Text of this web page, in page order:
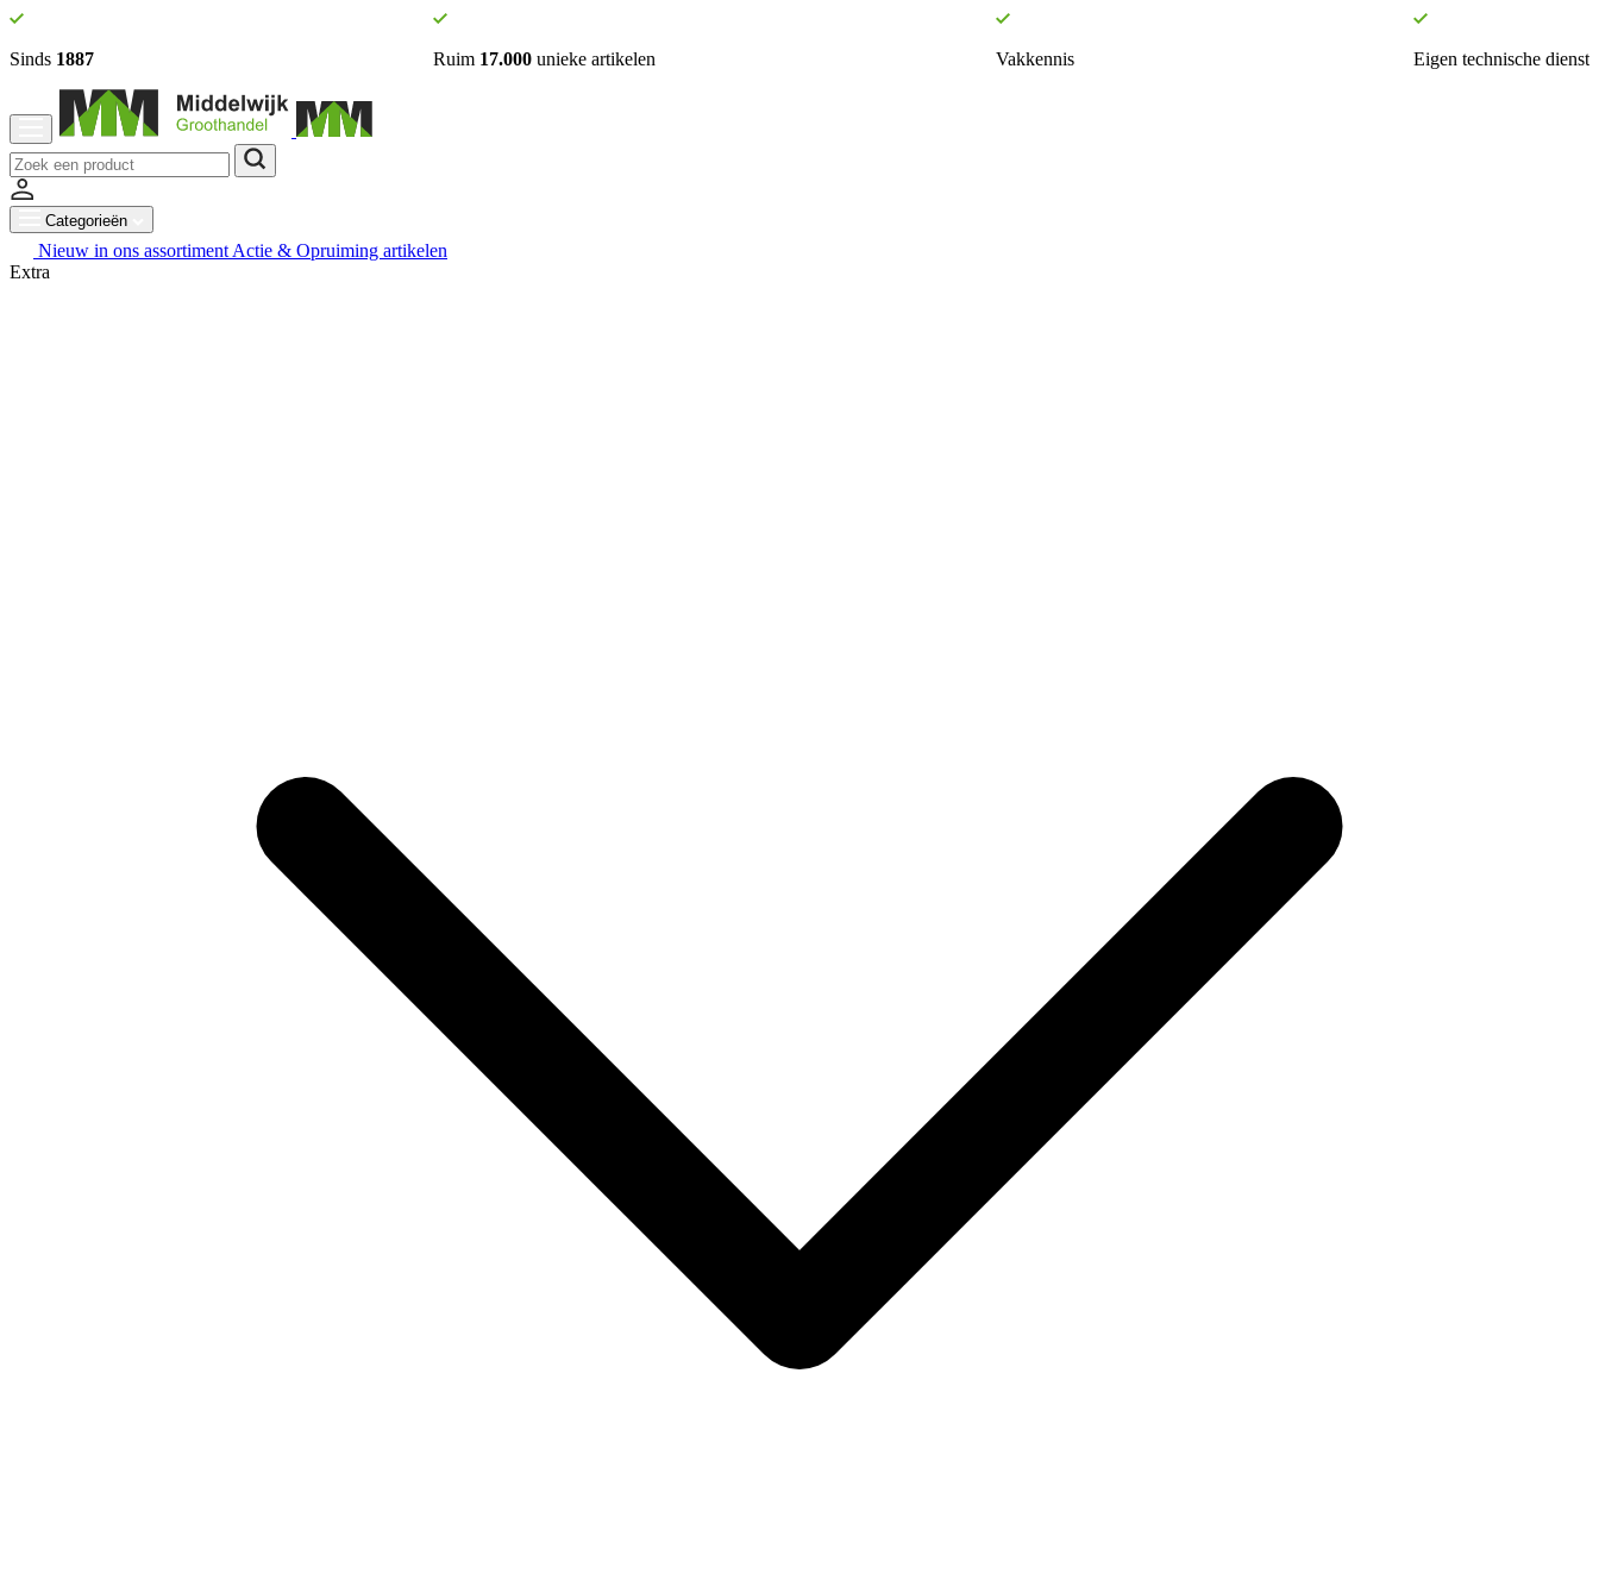
Sinds 1887 Ruim 17.000 unieke artikelen Vakkennis Eigen technische dienst
Categorieën
Nieuw in ons assortiment Actie & Opruiming artikelen
Extra